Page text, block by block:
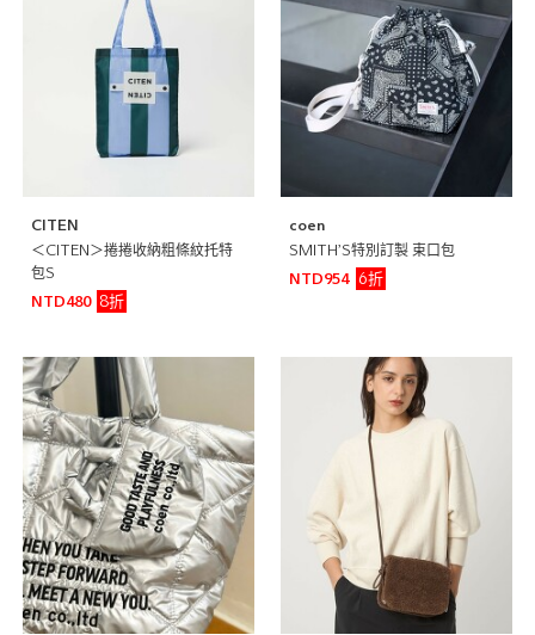
CITEN
＜CITEN＞捲捲收納粗條紋托特
包S
NTD480
8折
coen
SMITH’S特別訂製 束口包
NTD954
6折